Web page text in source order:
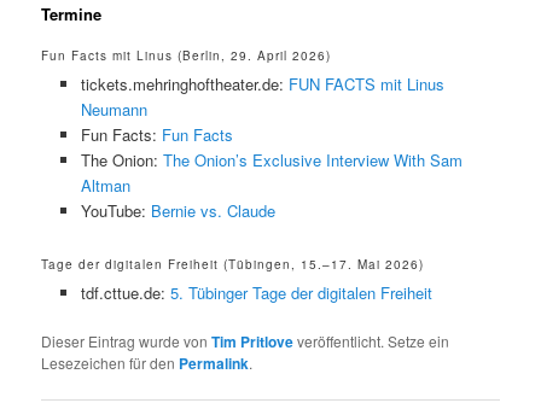
Termine
Fun Facts mit Linus (Berlin, 29. April 2026)
tickets.mehringhoftheater.de: FUN FACTS mit Linus
Neumann
Fun Facts: Fun Facts
The Onion: The Onion’s Exclusive Interview With Sam
Altman
YouTube: Bernie vs. Claude
Tage der digitalen Freiheit (Tübingen, 15.–17. Mai 2026)
tdf.cttue.de: 5. Tübinger Tage der digitalen Freiheit
Dieser Eintrag wurde vonTim Pritloveveröffentlicht. Setze ein
Lesezeichen für den Permalink.